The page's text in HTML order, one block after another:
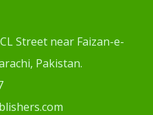
Street near Faizan-e-
Pakistan.